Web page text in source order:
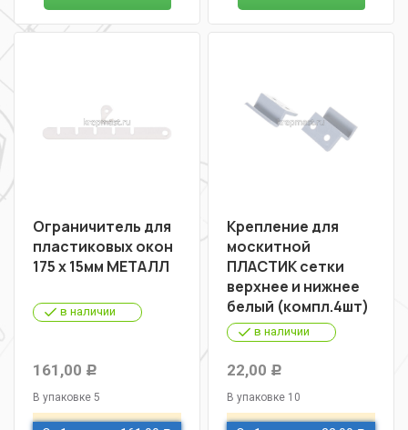
Ограничитель для
пластиковых окон
175 х 15мм МЕТАЛЛ
в наличии
161,00 Р
В упаковке 5
Крепление для
москитной
ПЛАСТИК сетки
верхнее и нижнее
белый (компл.4шт)
в наличии
22,00 Р
В упаковке 10